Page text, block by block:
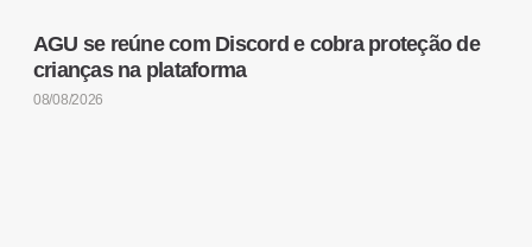
AGU se reúne com Discord e cobra proteção de
crianças na plataforma
08/08/2026